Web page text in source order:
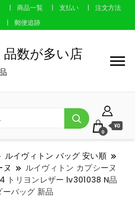
商品一覧 支払い
注文方法
郵便追跡
数が多い店
0
¥0
ルイヴィトン バッグ 安い順
ルイヴィトン カプシーヌ
トリヨンレザー lv301038 N品
バッグ 新品